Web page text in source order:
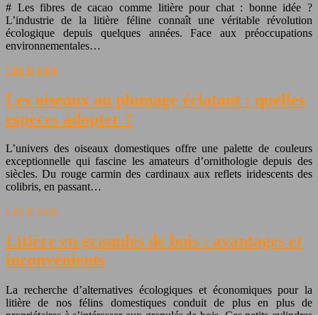
# Les fibres de cacao comme litière pour chat : bonne idée ?
L’industrie de la litière féline connaît une véritable révolution
écologique depuis quelques années. Face aux préoccupations
environnementales…
Lire la suite
Les oiseaux au plumage éclatant : quelles
espèces adopter ?
L’univers des oiseaux domestiques offre une palette de couleurs
exceptionnelle qui fascine les amateurs d’ornithologie depuis des
siècles. Du rouge carmin des cardinaux aux reflets iridescents des
colibris, en passant…
Lire la suite
Litière en granulés de bois : avantages et
inconvénients
La recherche d’alternatives écologiques et économiques pour la
litière de nos félins domestiques conduit de plus en plus de